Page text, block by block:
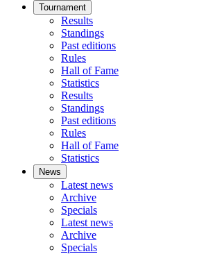
Tournament
Results
Standings
Past editions
Rules
Hall of Fame
Statistics
Results
Standings
Past editions
Rules
Hall of Fame
Statistics
News
Latest news
Archive
Specials
Latest news
Archive
Specials